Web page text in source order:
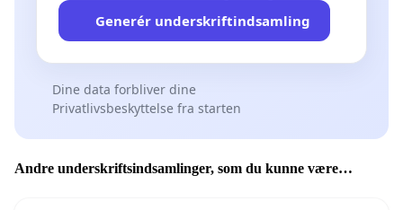
Generér underskriftindsamling
Dine data forbliver dine
Privatlivsbeskyttelse fra starten
Andre underskriftsindsamlinger, som du kunne være